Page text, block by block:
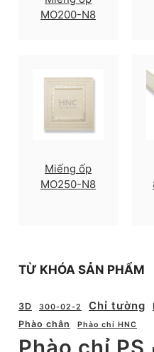
MO200-N8
Miếng ốp
MO250-N8
TỪ KHÓA SẢN PHẨM
3D 300-02-2 Chỉ tường
Phào chân
Phào chỉ HNC